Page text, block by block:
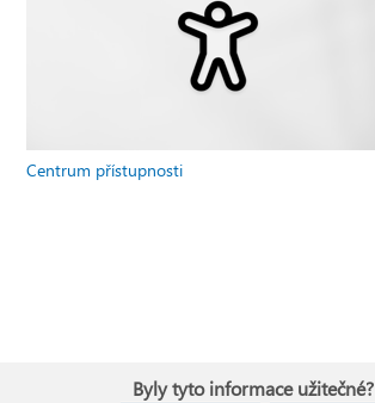
Centrum přístupnosti
Byly tyto informace užitečné?